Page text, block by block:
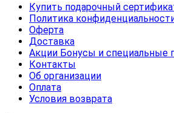
Купить подарочный
Политика
Оферта
Доставка
Акции Бонусы и специальные
Контакты
Об организации
Оплата
Условия возврата